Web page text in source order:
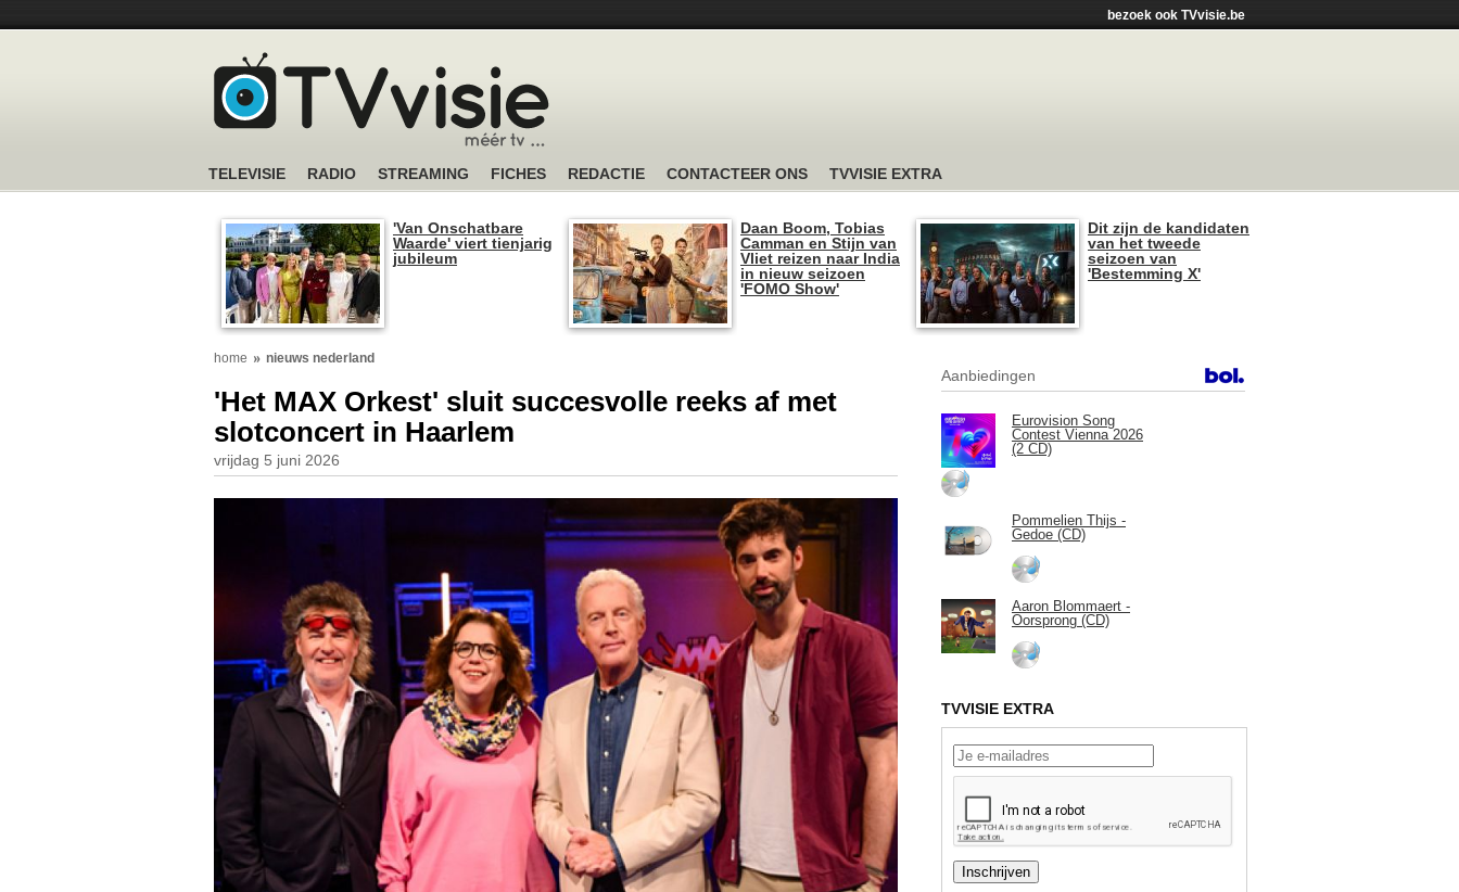
bezoek ook TVvisie.be
TELEVISIE RADIO STREAMING FICHES REDACTIE CONTACTEER ONS TVVISIE EXTRA
'Van Onschatbare
Waarde' viert tienjarig
jubileum
Daan Boom, Tobias
Camman en Stijn van
Vliet reizen naar India
in nieuw seizoen
'FOMO Show'
Dit zijn de kandidaten
van het tweede
seizoen van
'Bestemming X'
home nieuws nederland
'Het MAX Orkest' sluit succesvolle reeks af met
slotconcert in Haarlem
vrijdag 5 juni 2026
Aanbiedingen
Eurovision Song
Contest Vienna 2026
(2 CD)
Pommelien Thijs -
Gedoe (CD)
Aaron Blommaert -
Oorsprong (CD)
TVVISIE EXTRA